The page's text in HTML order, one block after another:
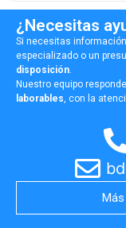
¿Necesitas
Si necesitas
especializado o un
disposición.
Nuestro equipo
laborables, con la